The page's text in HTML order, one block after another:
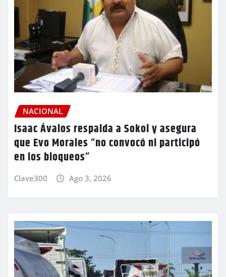
NACIONAL
Isaac Ávalos respalda a Sokol y asegura
que Evo Morales “no convocó ni participó
en los bloqueos”
Clave300 Ago 3, 2026